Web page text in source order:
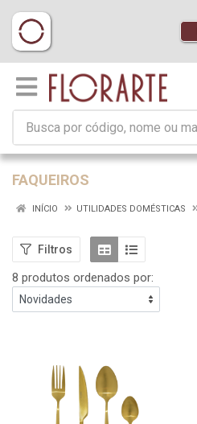
FAQUEIROS
INÍCIO UTILIDADES DOMÉSTICAS
Filtros
8 produtos ordenados por: